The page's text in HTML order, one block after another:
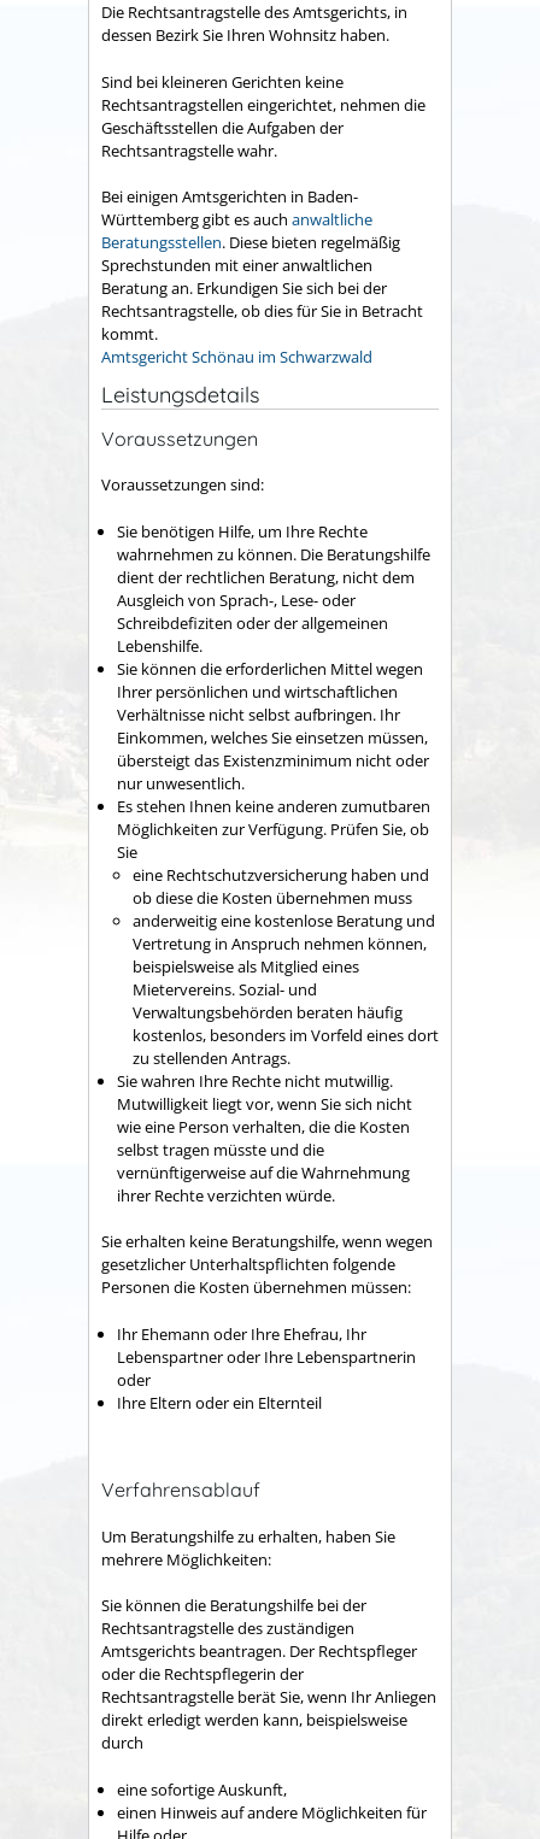
Die Rechtsantragstelle des Amtsgerichts, in
dessen Bezirk Sie Ihren Wohnsitz haben.
Sind bei kleineren Gerichten keine
Rechtsantragstellen eingerichtet, nehmen die
Geschäftsstellen die Aufgaben der
Rechtsantragstelle wahr.
Bei einigen Amtsgerichten in Baden-
Württemberg gibt es auch anwaltliche
Beratungsstellen. Diese bieten regelmäßig
Sprechstunden mit einer anwaltlichen
Beratung an. Erkundigen Sie sich bei der
Rechtsantragstelle, ob dies für Sie in Betracht
kommt.
Amtsgericht Schönau im Schwarzwald
Leistungsdetails
Voraussetzungen
Voraussetzungen sind:
Sie benötigen Hilfe, um Ihre Rechte
wahrnehmen zu können. Die Beratungshilfe
dient der rechtlichen Beratung, nicht dem
Ausgleich von Sprach-, Lese- oder
Schreibdefiziten oder der allgemeinen
Lebenshilfe.
Sie können die erforderlichen Mittel wegen
Ihrer persönlichen und wirtschaftlichen
Verhältnisse nicht selbst aufbringen. Ihr
Einkommen, welches Sie einsetzen müssen,
übersteigt das Existenzminimum nicht oder
nur unwesentlich.
Es stehen Ihnen keine anderen zumutbaren
Möglichkeiten zur Verfügung. Prüfen Sie, ob
Sie
eine Rechtschutzversicherung haben und
ob diese die Kosten übernehmen muss
anderweitig eine kostenlose Beratung und
Vertretung in Anspruch nehmen können,
beispielsweise als Mitglied eines
Mietervereins. Sozial- und
Verwaltungsbehörden beraten häufig
kostenlos, besonders im Vorfeld eines dort
zu stellenden Antrags.
Sie wahren Ihre Rechte nicht mutwillig.
Mutwilligkeit liegt vor, wenn Sie sich nicht
wie eine Person verhalten, die die Kosten
selbst tragen müsste und die
vernünftigerweise auf die Wahrnehmung
ihrer Rechte verzichten würde.
Sie erhalten keine Beratungshilfe, wenn wegen
gesetzlicher Unterhaltspflichten folgende
Personen die Kosten übernehmen müssen:
Ihr Ehemann oder Ihre Ehefrau, Ihr
Lebenspartner oder Ihre Lebenspartnerin
oder
Ihre Eltern oder ein Elternteil
Verfahrensablauf
Um Beratungshilfe zu erhalten, haben Sie
mehrere Möglichkeiten:
Sie können die Beratungshilfe bei der
Rechtsantragstelle des zuständigen
Amtsgerichts beantragen. Der Rechtspfleger
oder die Rechtspflegerin der
Rechtsantragstelle berät Sie, wenn Ihr Anliegen
direkt erledigt werden kann, beispielsweise
durch
eine sofortige Auskunft,
einen Hinweis auf andere Möglichkeiten für